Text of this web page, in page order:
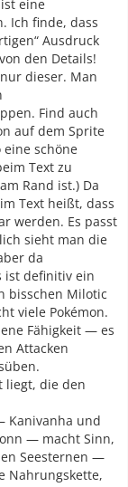
eine
Ich finde, dass
Ausdruck
den Details!
dieser. Man
Find auch
auf dem Sprite
schöne
Text zu
Rand ist.) Da
Text heißt, dass
werden. Es passt
sieht man die
da
ist definitiv ein
bisschen Milotic
viele Pokémon.
Fähigkeit — es
Attacken
liegt, die den
Kanivanha und
— macht Sinn,
Seesternen —
Nahrungskette,